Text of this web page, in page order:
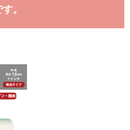
。